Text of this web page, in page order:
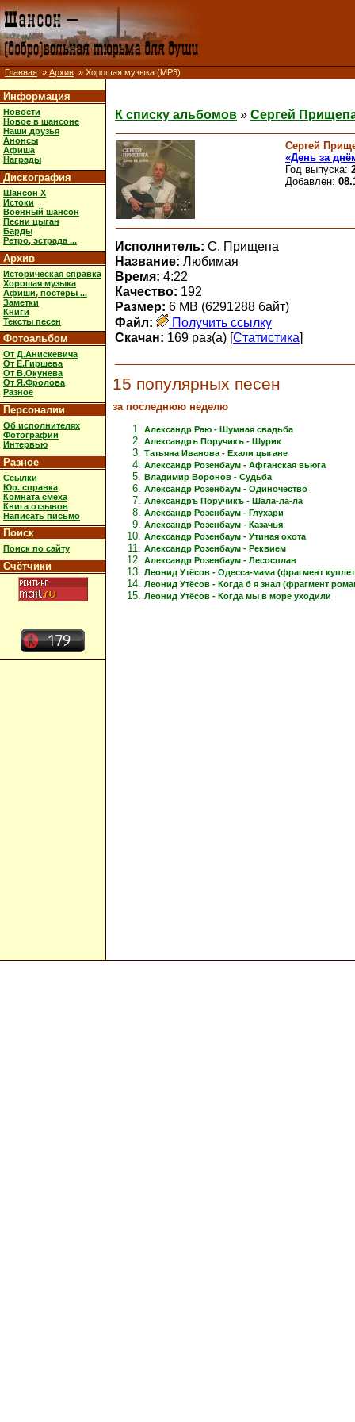
Главная » Архив » Хорошая музыка (MP3)
Информация
Новости
Новое в шансоне
Наши друзья
Анонсы
Афиша
Награды
Дискография
Шансон X
Истоки
Военный шансон
Песни цыган
Барды
Ретро, эстрада ...
Архив
Историческая справка
Хорошая музыка
Афиши, постеры ...
Заметки
Книги
Тексты песен
Фотоальбом
От Д.Анискевича
От Е.Гиршева
От В.Окунева
От Я.Фролова
Разное
Персоналии
Об исполнителях
Фотографии
Интервью
Разное
Ссылки
Юр. справка
Комната смеха
Книга отзывов
Написать письмо
Поиск
Поиск по сайту
Счётчики
К списку альбомов » Сергей
Сергей
«День за
Год выпуска:
Добавлен:
Исполнитель: С. Прищепа
Название: Любимая
Время: 4:22
Качество: 192
Размер: 6 MB (6291288 байт)
Файл:
Получить ссылку
Скачан: 169 раз(а) [Статистика]
15 популярных песен
за последнюю неделю
Александр Раю - Шумная свадьба
Александръ Поручикъ - Шурик
Татьяна Иванова - Ехали цыгане
Александр Розенбаум - Афганская вьюга
Владимир Воронов - Судьба
Александр Розенбаум - Одиночество
Александръ Поручикъ - Шала-ла-ла
Александр Розенбаум - Глухари
Александр Розенбаум - Казачья
Александр Розенбаум - Утиная охота
Александр Розенбаум - Реквием
Александр Розенбаум - Лесосплав
Леонид Утёсов - Одесса-мама (фрагмент
Леонид Утёсов - Когда б я знал (фрагмент
Леонид Утёсов - Когда мы в море уходили